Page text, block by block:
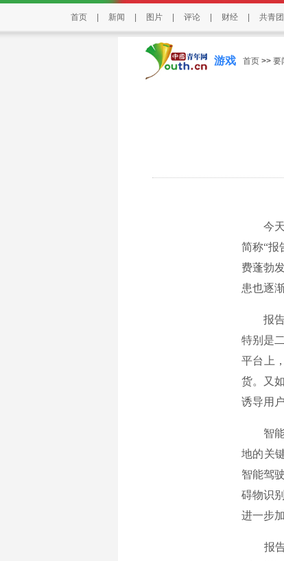
首页 新闻 图片 评论 财经 共青团
游戏 首页 >> 要
今天，
简称“报
费蓬勃
患也逐
报告指
特别是
平台上
货。又
诱导用
智能驾
地的关
智能驾
碍物识
进一步
报告